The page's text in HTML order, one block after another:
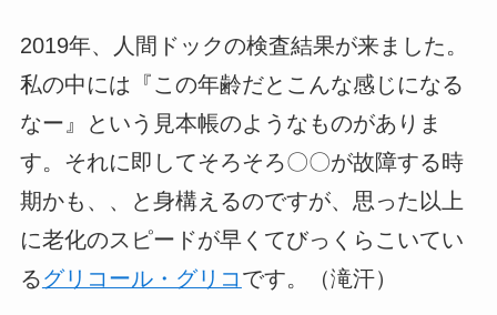
2019年、人間ドックの検査結果が来ました。
私の中には『この年齢だとこんな感じになる
なー』という見本帳のようなものがありま
す。それに即してそろそろ〇〇が故障する時
期かも、、と身構えるのですが、思った以上
に老化のスピードが早くてびっくらこいてい
るグリコール・グリコです。（滝汗）